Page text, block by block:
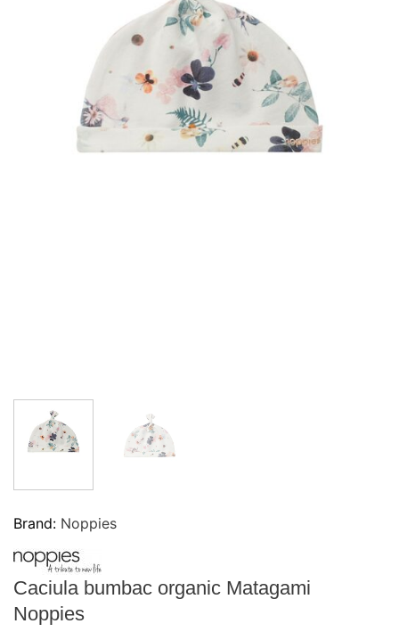
Brand: Noppies
Caciula bumbac organic Matagami
Noppies